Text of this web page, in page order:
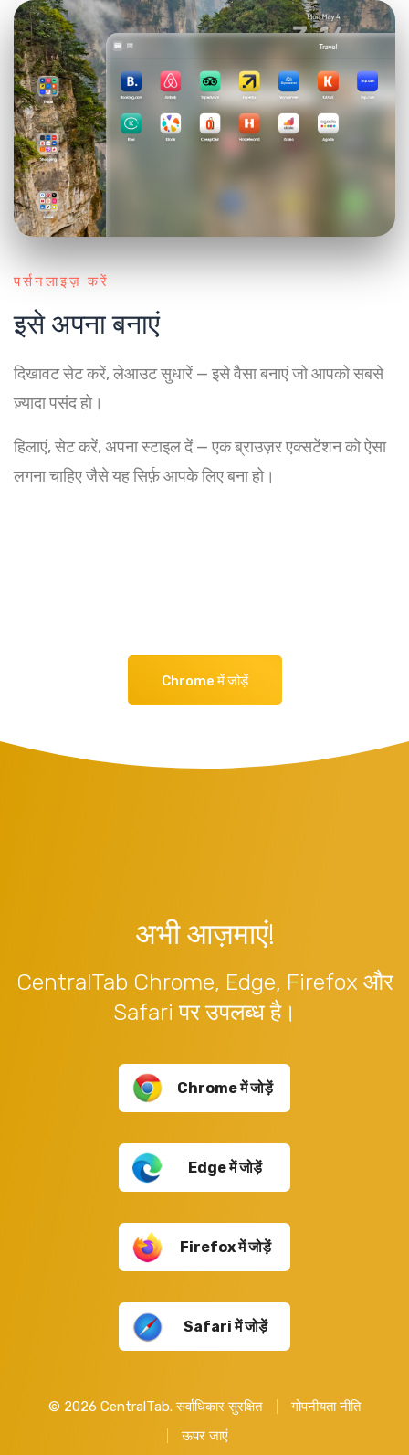
पर्सनलाइज़ करें
इसे अपना बनाएं
दिखावट सेट करें, लेआउट सुधारें — इसे वैसा बनाएं जो आपको सबसे
ज़्यादा पसंद हो।
हिलाएं, सेट करें, अपना स्टाइल दें — एक ब्राउज़र एक्सटेंशन को ऐसा
लगना चाहिए जैसे यह सिर्फ़ आपके लिए बना हो।
Chrome में जोड़ें
अभी आज़माएं!
CentralTab Chrome, Edge, Firefox और
Safari पर उपलब्ध है।
Chrome में जोड़ें
Edge में जोड़ें
Firefox में जोड़ें
Safari में जोड़ें
© 2026 CentralTab. सर्वाधिकार सुरक्षित
गोपनीयता नीति
ऊपर जाएं